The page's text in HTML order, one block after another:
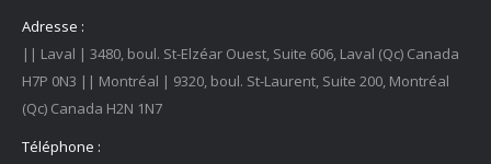
Adresse :
|| Laval | 3480, boul. St-Elzéar Ouest, Suite 606, Laval (Qc) Canada
H7P 0N3 || Montréal | 9320, boul. St-Laurent, Suite 200, Montréal
(Qc) Canada H2N 1N7
Téléphone :